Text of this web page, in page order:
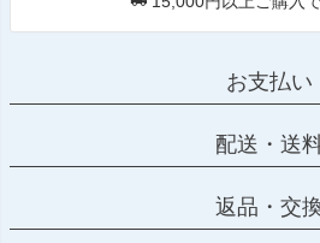
お支払い
配送・送
返品・交